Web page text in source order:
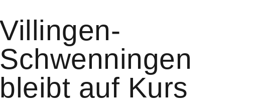
Villingen-
Schwenningen
bleibt auf Kurs